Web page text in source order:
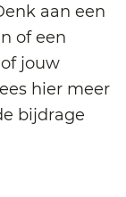
aan een
of een
jouw
hier meer
bijdrage